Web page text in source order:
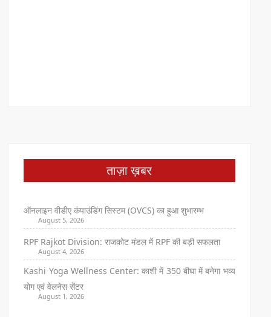
ताज़ा ख़बर
ऑनलाइन वीडीए कंपाउंडिंग सिस्टम (OVCS) का हुआ शुभारम्भ
August 5, 2026
RPF Rajkot Division: राजकोट मंडल में RPF की बड़ी सफलता
August 4, 2026
Kashi Yoga Wellness Center: काशी में 350 बीघा में बनेगा भव्य
योग एवं वेलनेस सेंटर
August 1, 2026